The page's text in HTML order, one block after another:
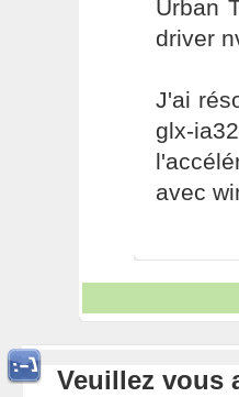
Urban
driver
J'ai
glx-
avec
Veuillez vous